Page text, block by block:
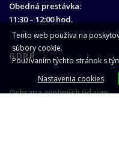
Obedná prestávka:
11:30 – 12:00 hod.
GDPR
Ochrana osobných údajov
Tento web používa na
súbory cookie.
Používaním týchto stránok s
Nastavenia cookies